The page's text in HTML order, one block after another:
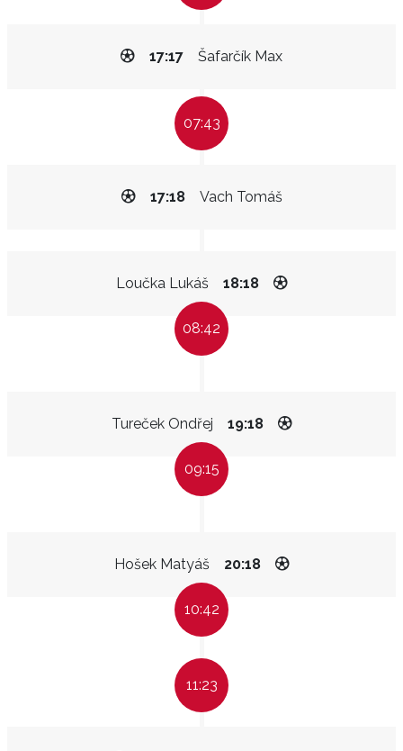
Šafarčík Max
17:17
07:43
Vach Tomáš
17:18
Loučka Lukáš 18:18
08:42
Tureček Ondřej 19:18
09:15
Hošek Matyáš 20:18
10:42
11:23